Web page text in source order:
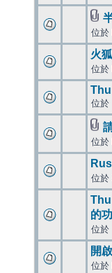
位於
火
位於
位於
位於
位於
的
位於
開
位於